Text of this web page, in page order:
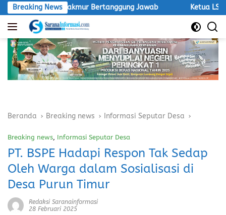
Langsung
ke
konten
Breaking News
Makmur Bertanggung Jawab Ketua LSM Macan Desak
Beranda Breaking news Informasi Seputar Desa
Breaking news, Informasi Seputar Desa
PT. BSPE Hadapi Respon Tak Sedap
Oleh Warga dalam Sosialisasi di
Desa Purun Timur
Redaksi Saranainformasi
28 Februari 2025